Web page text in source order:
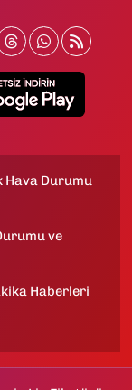
Hava Durumu
ve
Haberleri